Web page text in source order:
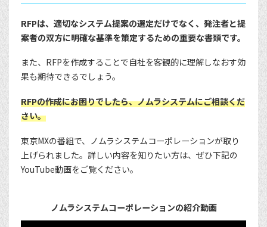
RFPは、適切なシステム提案の選定だけでなく、発注者と提
案者の双方に明確な基準を策定するための重要な書類です。
また、RFPを作成することで自社を客観的に理解しなおす効
果も期待できるでしょう。
RFPの作成にお困りでしたら、ノムラシステムにご相談くだ
さい。
東京MXの番組で、ノムラシステムコーポレーションが取り
上げられました。詳しい内容を知りたい方は、ぜひ下記の
YouTube動画をご覧ください。
ノムラシステムコーポレーションの紹介動画